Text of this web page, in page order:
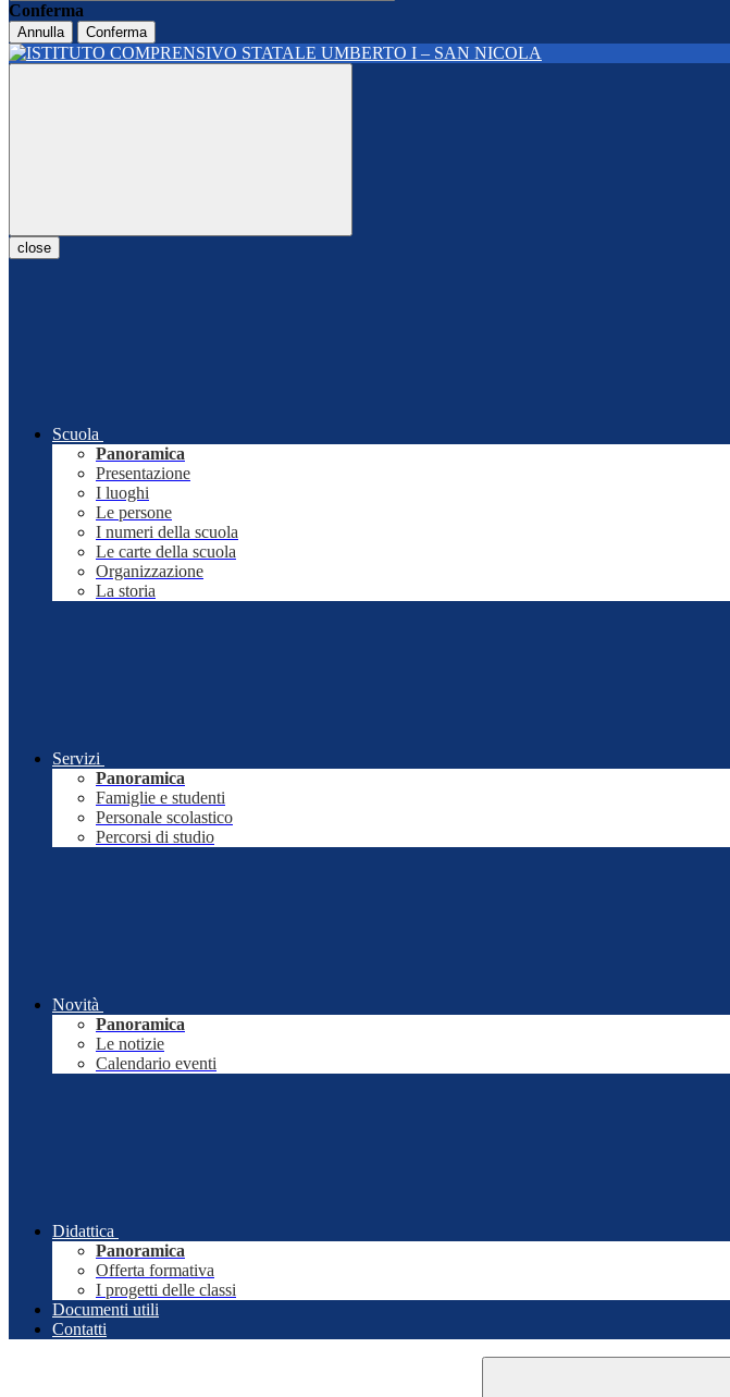
Conferma
Annulla Conferma
close
Scuola
Panoramica
Presentazione
I luoghi
Le persone
I numeri della scuola
Le carte della scuola
Organizzazione
La storia
Servizi
Panoramica
Famiglie e studenti
Personale scolastico
Percorsi di studio
Novità
Panoramica
Le notizie
Calendario eventi
Didattica
Panoramica
Offerta formativa
I progetti delle classi
Documenti utili
Contatti